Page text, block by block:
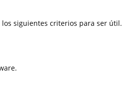
siguientes criterios para ser útil.